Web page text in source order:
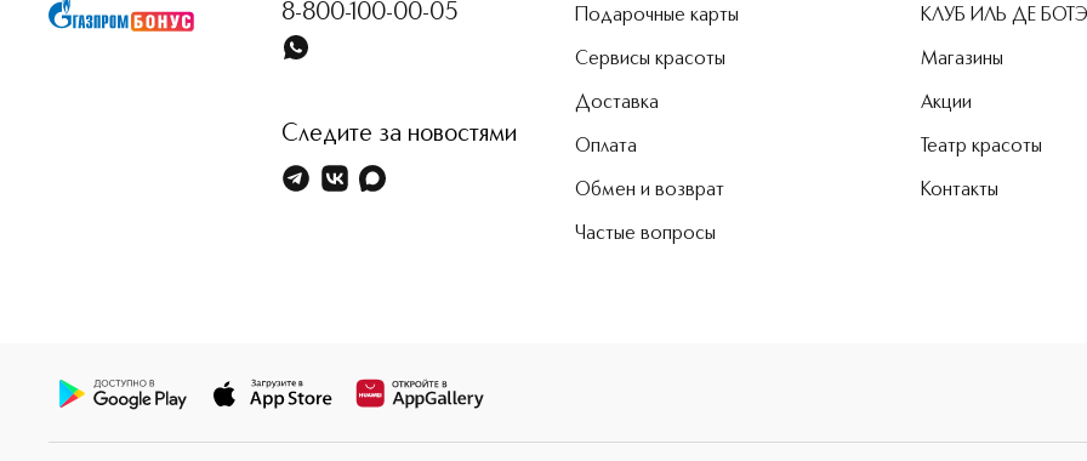
8-800-100-00-05
Следите за новостями
Подарочные карты
Сервисы красоты
Доставка
Оплата
Обмен и возврат
Частые вопросы
КЛУБ ИЛЬ ДЕ БОТЭ
Магазины
Акции
Театр красоты
Контакты